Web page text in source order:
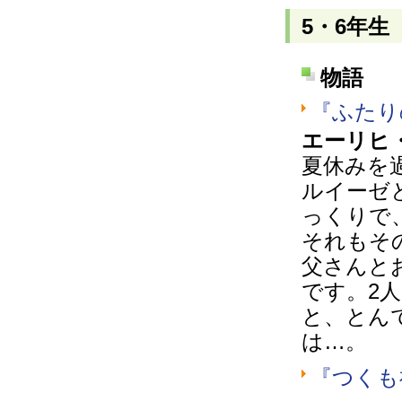
5・6年生
物語
『ふた
エーリヒ
夏休みを
ルイーゼ
っくりで
それもそ
父さんと
です。2
と、とん
は…。
『つく